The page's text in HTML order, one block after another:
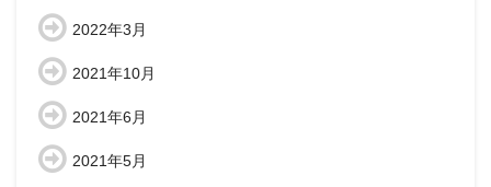
2022年3月
2021年10月
2021年6月
2021年5月